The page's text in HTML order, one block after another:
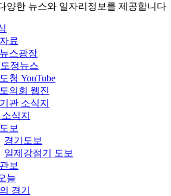
양한 뉴스와 일자리정보를 제공합니다
료
스광장
정뉴스
청 YouTube
의회 웹진
관 소식지
식지
보
경기도보
일제강점기 도보
보
늘
경기